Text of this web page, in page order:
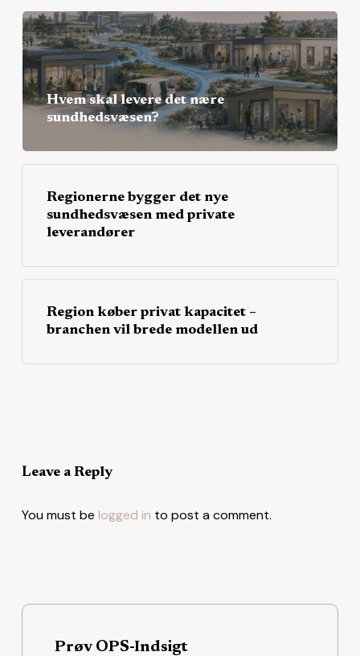
Hvem skal levere det nære
sundhedsvæsen?
Regionerne bygger det nye
sundhedsvæsen med private
leverandører
Region køber privat kapacitet –
branchen vil brede modellen ud
Leave a Reply
You must be logged in to post a comment.
Prøv OPS-Indsigt